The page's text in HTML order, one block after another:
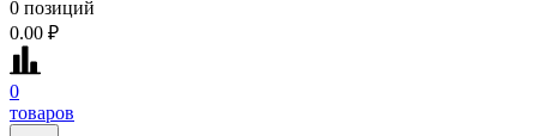
0 позиций
0.00 ₽
0
товаров